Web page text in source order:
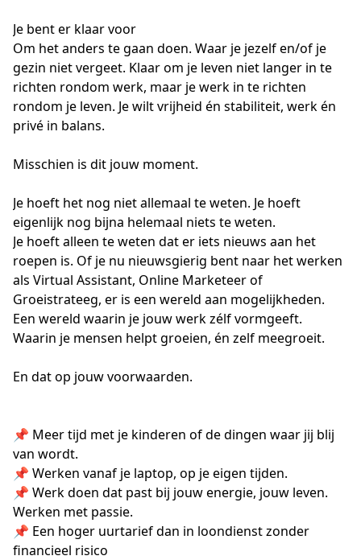
Je bent er klaar voor
Om het anders te gaan doen. Waar je jezelf en/of je
gezin niet vergeet. Klaar om je leven niet langer in te
richten rondom werk, maar je werk in te richten
rondom je leven. Je wilt vrijheid én stabiliteit, werk én
privé in balans.
Misschien is dit jouw moment.
Je hoeft het nog niet allemaal te weten. Je hoeft
eigenlijk nog bijna helemaal niets te weten.
Je hoeft alleen te weten dat er iets nieuws aan het
roepen is. Of je nu nieuwsgierig bent naar het werken
als Virtual Assistant, Online Marketeer of
Groeistrateeg, er is een wereld aan mogelijkheden.
Een wereld waarin je jouw werk zélf vormgeeft.
Waarin je mensen helpt groeien, én zelf meegroeit.
En dat op jouw voorwaarden.
📌 Meer tijd met je kinderen of de dingen waar jij blij
van wordt.
📌 Werken vanaf je laptop, op je eigen tijden.
📌 Werk doen dat past bij jouw energie, jouw leven.
Werken met passie.
📌 Een hoger uurtarief dan in loondienst zonder
financieel risico